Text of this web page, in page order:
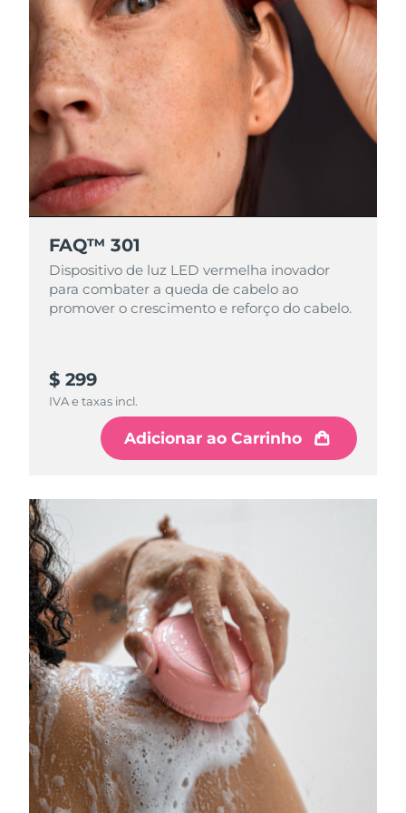
FAQ™ 301
Dispositivo de luz LED vermelha inovador
para combater a queda de cabelo ao
promover o crescimento e reforço do cabelo.
$ 299
IVA e taxas incl.
Adicionar ao Carrinho